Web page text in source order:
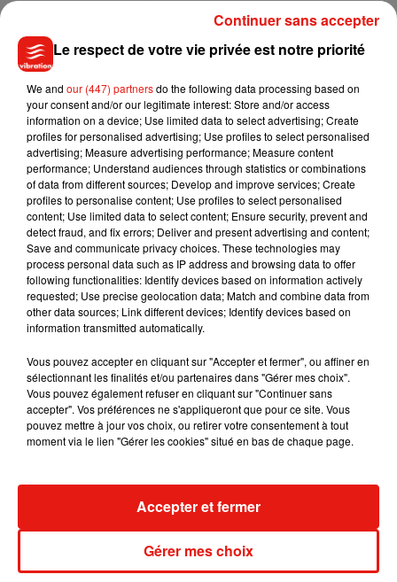
ont ensuite été retrouvés avant d’être adoptés par des
supporters lyonnais. La mère, elle, avait manifestement dû
fuir et abandonner ses bébés, effrayée par les supporters.
Elle a néanmoins aussi été retrouvée un peu plus tard par le
stadier, qui l’a prise en charge.
Sur Instagram, la jeune secouriste a crééun compteoù elle
publie régulièrement des photos et des vidéos du chaton, qui
a l'air en pleine forme !
Musique
Benny Blanco invite Selena Gomez et
Becky G sur son nouveau single
Tiny Desk invite Charlie Puth pour une
Ariana Grande prendra une pause après
sa tournée mondiale
Le respect de votre vie privée est notre priorité
We and our (447) partnersdo the following data processing based on
your consent and/or our legitimate interest: Store and/or access
information on a device; Use limited data to select advertising; Create
profiles for personalised advertising; Use profiles to select personalised
advertising; Measure advertising performance; Measure content
performance; Understand audiences through statistics or combinations
of data from different sources; Develop and improve services; Create
profiles to personalise content; Use profiles to select personalised
content; Use limited data to select content; Ensure security, prevent and
detect fraud, and fix errors; Deliver and present advertising and content;
Save and communicate privacy choices. These technologies may
process personal data such as IP address and browsing data to offer
following functionalities: Identify devices based on information actively
requested; Use precise geolocation data; Match and combine data from
other data sources; Link different devices; Identify devices based on
information transmitted automatically.
Vous pouvez accepter en cliquant sur "Accepter et fermer", ou affiner en
sélectionnant les finalités et/ou partenaires dans "Gérer mes choix".
Vous pouvez également refuser en cliquant sur "Continuer sans
accepter". Vos préférences ne s'appliqueront que pour ce site. Vous
pouvez mettre à jour vos choix, ou retirer votre consentement à tout
moment via le lien "Gérer les cookies" situé en bas de chaque page.
Gérer mes choix
Accepter et fermer
Continuer sans accepter